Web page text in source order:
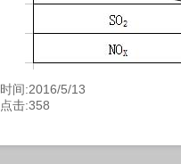
时间:2016/5/13
点击:358